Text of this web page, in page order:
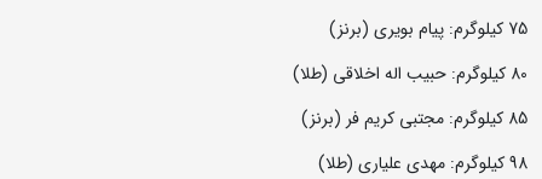
75 کیلوگرم: پیام بویری (برنز)
80 کیلوگرم: حبیب اله اخلاقی (طلا)
85 کیلوگرم: مجتبی کریم فر (برنز)
98 کیلوگرم: مهدی علیاری (طلا)